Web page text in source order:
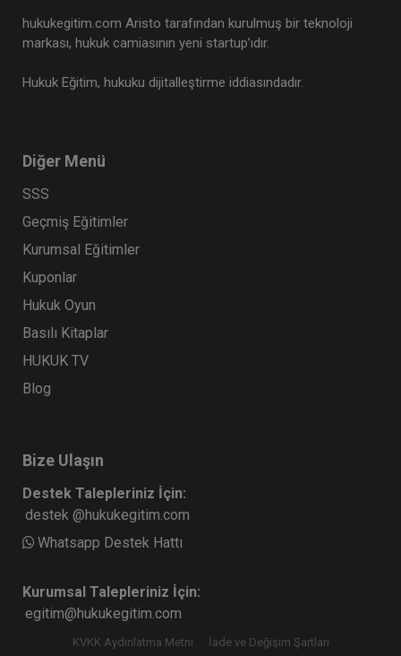
hukukegitim.com Aristo tarafından kurulmuş bir teknoloji
markası, hukuk camiasının yeni startup’ıdır.
Hukuk Eğitim, hukuku dijitalleştirme iddiasındadır.
Diğer Menü
SSS
Geçmiş Eğitimler
Kurumsal Eğitimler
Kuponlar
Hukuk Oyun
Basılı Kitaplar
HUKUK TV
Blog
Bize Ulaşın
Destek Talepleriniz İçin:
destek @hukukegitim.com
Whatsapp Destek Hattı
Kurumsal Talepleriniz İçin:
egitim@hukukegitim.com
KVKK Aydınlatma Metni İade ve Değişim Şartları